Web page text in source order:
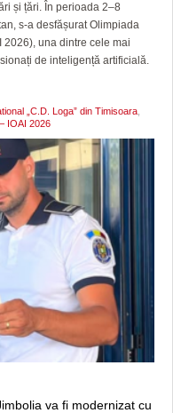
și țări. În perioada 2–8
s-a desfășurat Olimpiada
2026), una dintre cele mai
de inteligență artificială.
„C.D. Loga” din Timisoara
IOAI 2026
va fi modernizat cu